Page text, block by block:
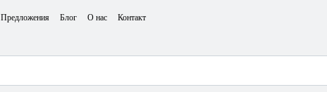
Предложения Блог О нас Контакт